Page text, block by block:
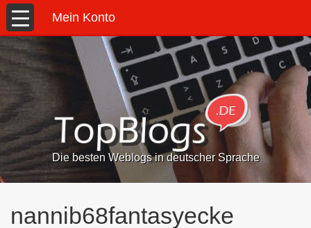
Mein Konto
Die besten Weblogs in deutscher Sprache
nannib68fantasyecke